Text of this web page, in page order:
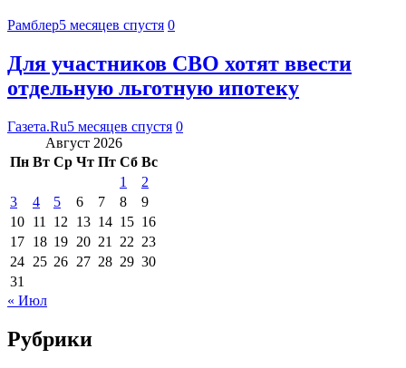
Рамблер5 месяцев спустя 0
Для участников СВО хотят ввести
отдельную льготную ипотеку
Газета.Ru5 месяцев спустя 0
Август 2026
Пн Вт Ср Чт Пт Сб Вс
1
2
3
4 5 6 7 8
9
10 11 12 13 14 15 16
17 18 19 20 21 22 23
24 25 26 27 28 29 30
31
« Июл
Рубрики